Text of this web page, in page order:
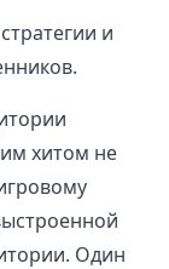
и
хитом не
Один